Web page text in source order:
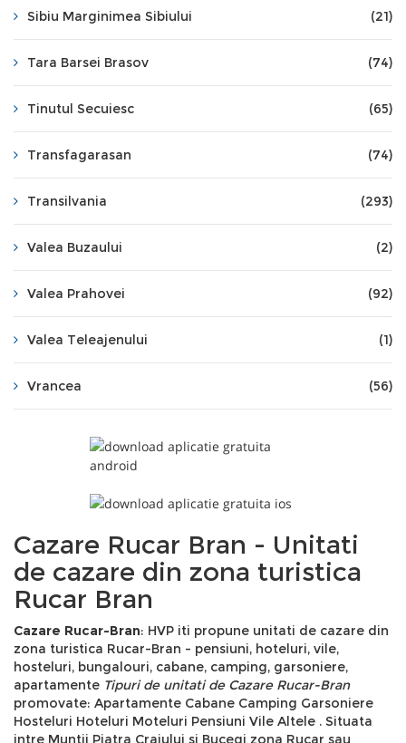
Sibiu Marginimea Sibiului (21)
Tara Barsei Brasov (74)
Tinutul Secuiesc (65)
Transfagarasan (74)
Transilvania (293)
Valea Buzaului (2)
Valea Prahovei (92)
Valea Teleajenului (1)
Vrancea (56)
Cazare Rucar Bran - Unitati
de cazare din zona turistica
Rucar Bran
Cazare Rucar-Bran: HVP iti propune unitati de cazare din
zona turistica Rucar-Bran - pensiuni, hoteluri, vile,
hosteluri, bungalouri, cabane, camping, garsoniere,
apartamente Tipuri de unitati de Cazare Rucar-Bran
promovate: Apartamente Cabane Camping Garsoniere
Hosteluri Hoteluri Moteluri Pensiuni Vile Altele . Situata
intre Muntii Piatra Craiului si Bucegi zona Rucar sau